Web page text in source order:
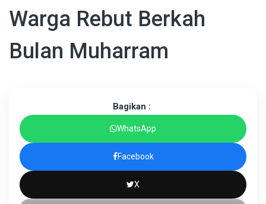
Warga Rebut Berkah
Bulan Muharram
Bagikan :
WhatsApp
Facebook
X